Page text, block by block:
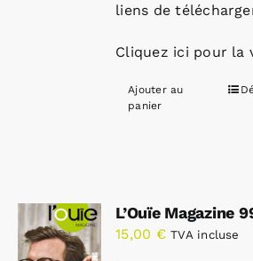
liens de
Cliquez ici pour la
Ajouter au
panier
L’Ouïe Magazine
15,00 € TVA incluse